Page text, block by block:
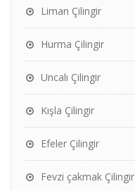
Liman Çilingir
Hurma Çilingir
Uncalı Çilingir
Kışla Çilingir
Efeler Çilingir
Fevzi çakmak Çilingir